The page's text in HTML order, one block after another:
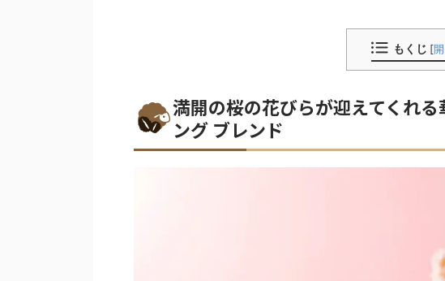
もくじ [開
満開の桜の花びらが迎えてくれ
ング ブレンド